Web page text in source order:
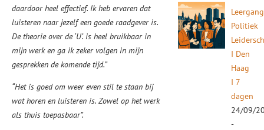
daardoor heel effectief. Ik heb ervaren dat
luisteren naar jezelf een goede raadgever is.
De theorie over de ‘U’. is heel bruikbaar in
mijn werk en ga ik zeker volgen in mijn
gesprekken de komende tijd.”
“Het is goed om weer even stil te staan bij
wat horen en luisteren is. Zowel op het werk
als thuis toepasbaar”.
Leergang
Politiek
I Den
Haag
I 7
dagen
24/09/
-